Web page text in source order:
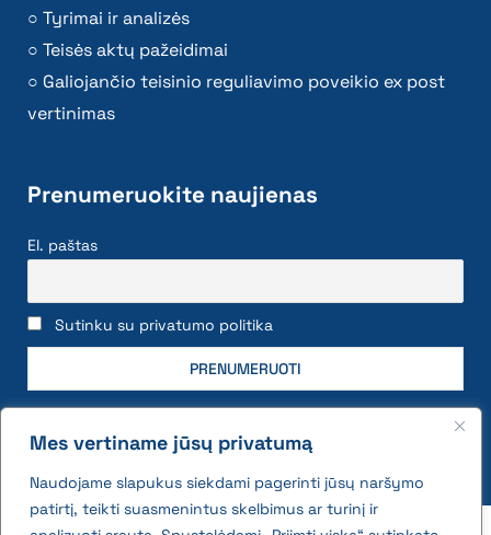
Mes vertiname jūsų privatumą
Naudojame slapukus siekdami pagerinti jūsų naršymo
patirtį, teikti suasmenintus skelbimus ar turinį ir
Tyrimai ir analizės
Teisės aktų pažeidimai
Galiojančio teisinio reguliavimo poveikio ex post
vertinimas
Prenumeruokite naujienas
El. paštas
Sutinku su privatumo politika
2026 © All rights reserved | VĮ Žemės ūkio duomenų